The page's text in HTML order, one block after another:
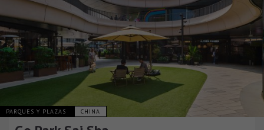
PARQUES Y PLAZAS CHINA